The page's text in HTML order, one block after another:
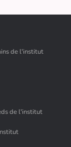
de l'institut
de l'institut